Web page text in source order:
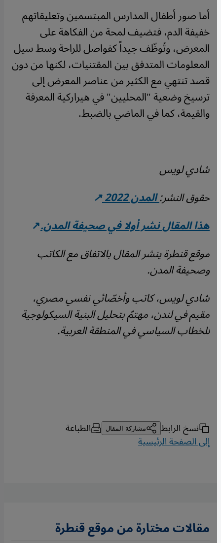
أما صور أطفال المدارس المبتسمين وتعليقاتهم
خفيفة الدم، فتضيف لمحة من الفكاهة على
المعرض، وتُوظّف جيداً كفواصل للراحة وسط سيل
المعلومات المتدفق بين المقتنيات، لكنها من دون
قصد تنتهي مع الكثير من عناصر المعرض إلى
ترسيخ وضعية "المحليين" في هيراركية المعرفة
والقيمة، كما في الماضي بالضبط.
شادي لويس
حقوق النشر:المدن 2022
هذا المقال نشر أولا في صحيفة المدن.
موقع قنطرة ينشر المقال بالاتفاق مع الكاتب
وصحيفة المدن.
شادي لويس، كاتب وأخصّائي نفسي مصري،
مقيم في لندن، مهتمّ بتحليل البنية السيكولوجية
للخطاب السياسي في المنطقة العربية.
نسخ الرابط مشاركة المقال الطباعة
إلى الصفحة الرئيسية
مقالات مختارة من موقع قنطرة